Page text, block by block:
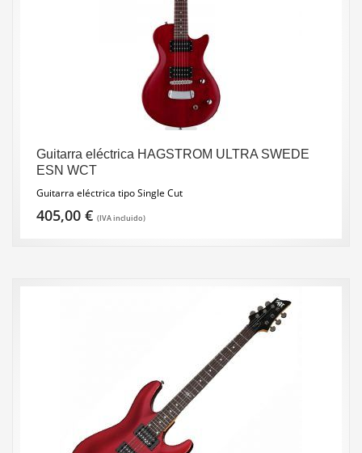
Guitarra eléctrica HAGSTROM ULTRA SWEDE
ESN WCT
Guitarra eléctrica tipo Single Cut
405,00 € (IVA incluido)